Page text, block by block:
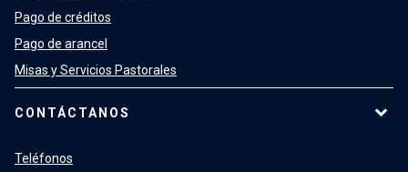
Pago de créditos
Pago de arancel
Misas y Servicios Pastorales
CONTÁCTANOS
Teléfonos